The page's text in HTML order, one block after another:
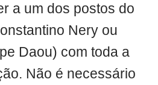
a um dos postos do
Nery ou
Daou) com toda a
Não é necessário